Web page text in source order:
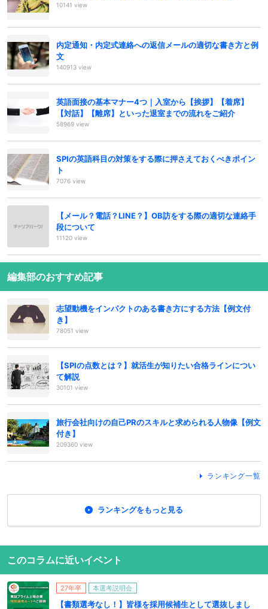
10141 view
内定通知・内定式連絡への返信メールの適切な書き方と例
文
140913 view
英語面接の基本マナー4つ｜入室から【挨拶】【着席】
【対話】【離席】といった退室までの流れをご紹介
58969 view
SPIの英語科目の対策をする際に押さえておくべきポイン
ト
7076 view
【メール？電話？LINE？】OB訪をする際の適切な連絡手
段について
11120 view
編集部のおすすめ記事
志望動機をインパクトのある書き方にする方法【例文付
き】
78051 view
【SPIの点数とは？】就活生が知りたい合格ラインについ
て解説
30101 view
旅行会社向けの自己PRのスキルと求められる人物像【例文
付き】
209360 view
ランキング一覧
ランキングをもっと見る
このコラムに近いイベント
27年卒 本選考説明会
【書類選考なし！】皆様を採用候補生として選抜しまし